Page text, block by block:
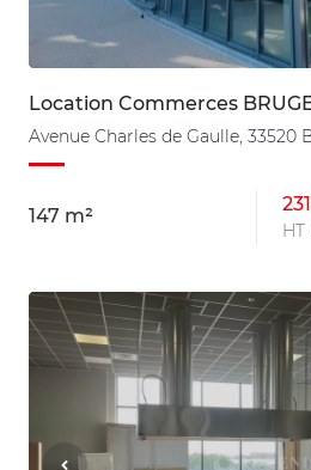
Location Commerces
Avenue Charles de Gaulle, 33520
147 m²
HT